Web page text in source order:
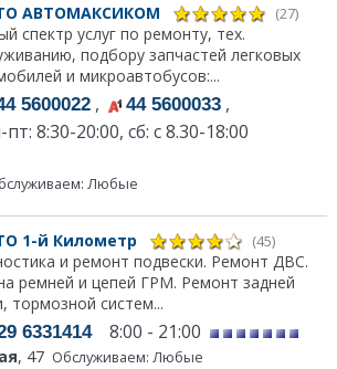
АВТОМАКСИКОМ (27)
спектр услуг по ремонту, тех.
подбору запчастей легковых
и микроавтобусов:...
5600022 , 44 5600033 ,
8:30-20:00, сб: с 8.30-18:00
Любые
1-й Километр (45)
и ремонт подвески. Ремонт ДВС.
ремней и цепей ГРМ. Ремонт задней
тормозной систем...
63314148:00 - 21:00
, 47 Обслуживаем: Любые